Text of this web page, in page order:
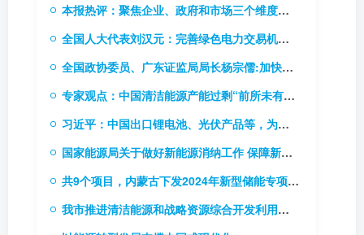
本报热评：聚焦企业、政府和市场三个维度，推动碳市场能力建设
全国人大代表刘汉元：完善绿色电力交易机制，扩大绿电交易试点
全国政协委员、广东证监局局长杨宗儒:加快推进碳市场立法进程 研究推出碳排放权期货
专家观点：中国清洁能源产能过剩“前所未有”！
习近平：中国出口锂电池、光伏产品等，为全球应对气候变化和绿色低碳转型作出巨大贡献
国家能源局关于做好新能源消纳工作 保障新能源高质量发展的通知
共9个项目，内蒙古下发2024年新型储能专项行动实施项目清单
我市推进清洁能源和战略资源综合开发利用基地建设